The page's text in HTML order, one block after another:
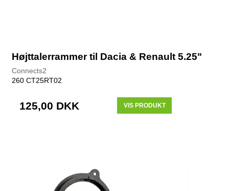
Højttalerrammer til Dacia & Renault 5.25"
Connects2
260 CT25RT02
125,00 DKK VIS PRODUKT